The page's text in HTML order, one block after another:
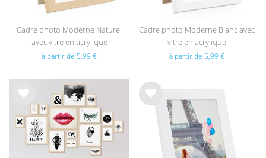
Cadre photo Moderne Naturel
avec vitre en acrylique
à partir de 5,99 €
Cadre photo Moderne Blanc avec
vitre en acrylique
à partir de 5,99 €
e de
sou
s
List
e de